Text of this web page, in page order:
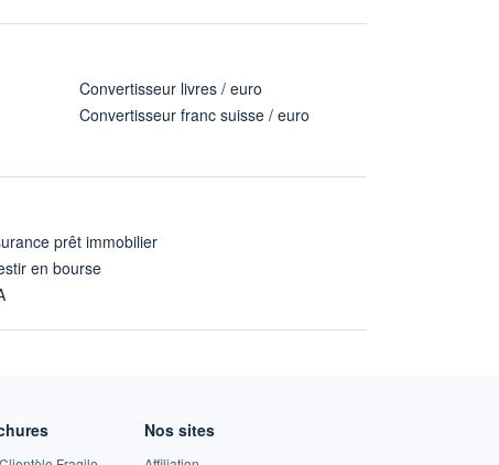
Convertisseur livres / euro
Convertisseur franc suisse / euro
prêt immobilier
en bourse
Nos sites